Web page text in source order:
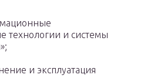
технологии и системы
и эксплуатация